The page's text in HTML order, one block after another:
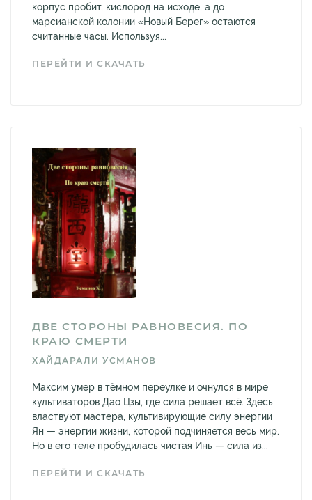
корпус пробит, кислород на исходе, а до
марсианской колонии «Новый Берег» остаются
считанные часы. Используя...
ПЕРЕЙТИ И СКАЧАТЬ
ДВЕ СТОРОНЫ РАВНОВЕСИЯ. ПО
КРАЮ СМЕРТИ
ХАЙДАРАЛИ УСМАНОВ
Максим умер в тёмном переулке и очнулся в мире
культиваторов Дао Цзы, где сила решает всё. Здесь
властвуют мастера, культивирующие силу энергии
Ян — энергии жизни, которой подчиняется весь мир.
Но в его теле пробудилась чистая Инь — сила из...
ПЕРЕЙТИ И СКАЧАТЬ